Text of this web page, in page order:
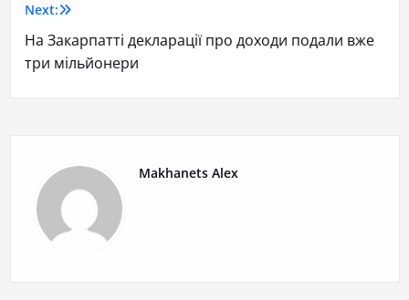
Next:
На Закарпатті декларації про доходи подали вже
три мільйонери
Makhanets Alex